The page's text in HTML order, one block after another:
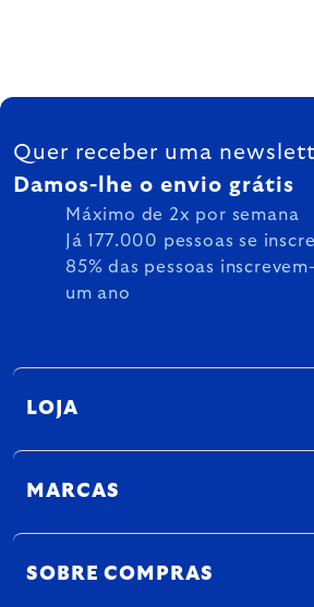
FOOTER
Quer receber uma
Damos-lhe o envio grátis
Máximo de 2x por semana
Já 177.000 pessoas se
85% das pessoas
um ano
LOJA
MARCAS
SOBRE COMPRAS